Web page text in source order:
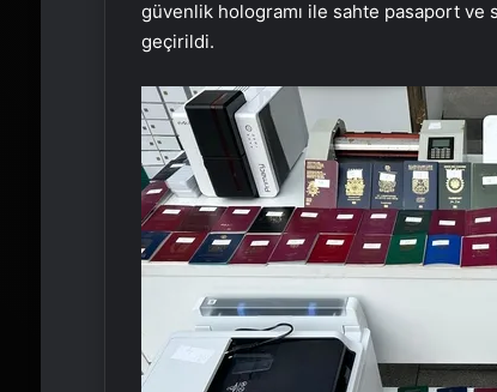
güvenlik hologramı ile sahte pasaport ve
geçirildi.